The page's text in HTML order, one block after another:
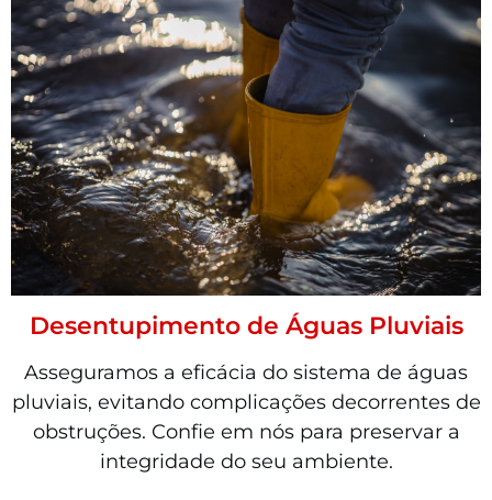
Desentupimento de Águas Pluviais
Asseguramos a eficácia do sistema de águas
pluviais, evitando complicações decorrentes de
obstruções. Confie em nós para preservar a
integridade do seu ambiente.